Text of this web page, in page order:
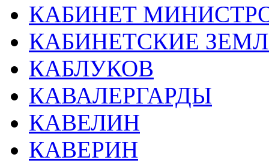
КАБИНЕТ
КАБИНЕТСКИЕ
КАБЛУКОВ
КАВАЛЕРГАРДЫ
КАВЕЛИН
КАВЕРИН